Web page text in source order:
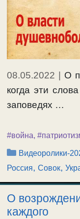
08.05.2022
О
когда эти
заповедях …
#война,
Рубрики
Видеоролики-
Россия, Совок,
О
каждого